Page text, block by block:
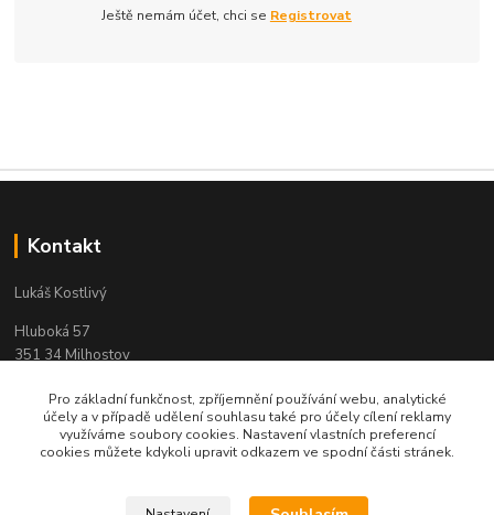
Ještě nemám účet, chci se Registrovat
Kontakt
Lukáš Kostlivý
Hluboká 57
351 34 Milhostov
e-mail : objednavky-pendreky@email.cz
Pro základní funkčnost, zpříjemnění používání webu, analytické
účely a v případě udělení souhlasu také pro účely cílení reklamy
využíváme soubory cookies. Nastavení vlastních preferencí
cookies můžete kdykoli upravit odkazem ve spodní části stránek.